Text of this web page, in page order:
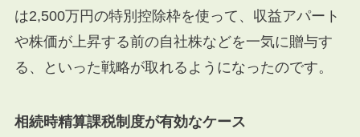
は2,500万円の特別控除枠を使って、収益アパート
や株価が上昇する前の自社株などを一気に贈与す
る、といった戦略が取れるようになったのです。
相続時精算課税制度が有効なケース